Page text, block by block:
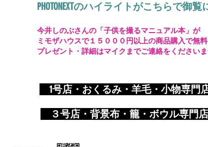
PHOTONEXTのハイライトがこちらで御
1号店・おくるみ・羊毛・小物専門
​ ３号店・背景布・籠・ボウル専門
今井しのぶさんの「子供を撮るマニュアル本」が
ミモザハウスで１５０００円以上の商品購入で無料
プレゼント・詳細はマイクまでご連絡をください